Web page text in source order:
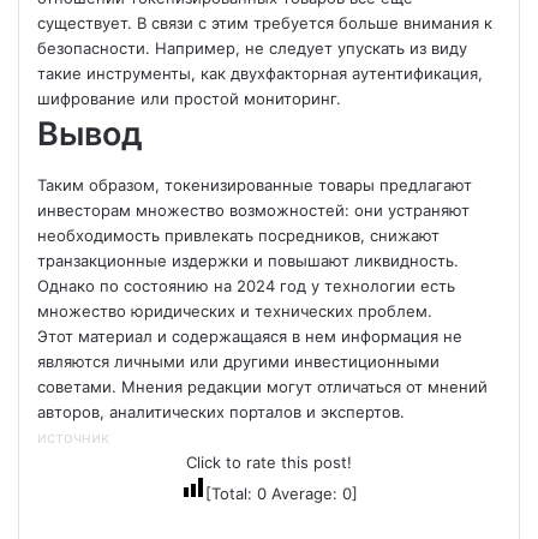
существует. В связи с этим требуется больше внимания к
безопасности. Например, не следует упускать из виду
такие инструменты, как двухфакторная аутентификация,
шифрование или простой мониторинг.
Вывод
Таким образом, токенизированные товары предлагают
инвесторам множество возможностей: они устраняют
необходимость привлекать посредников, снижают
транзакционные издержки и повышают ликвидность.
Однако по состоянию на 2024 год у технологии есть
множество юридических и технических проблем.
Этот материал и содержащаяся в нем информация не
являются личными или другими инвестиционными
советами. Мнения редакции могут отличаться от мнений
авторов, аналитических порталов и экспертов.
источник
Click to rate this post!
[Total: 0Average: 0]